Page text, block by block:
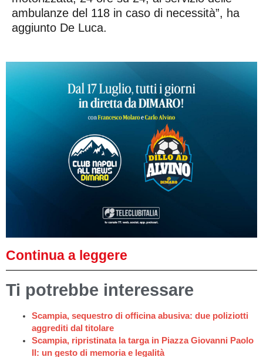
ambulanze del 118 in caso di necessità”, ha
aggiunto De Luca.
Continua a leggere
Ti potrebbe interessare
Scampia, sequestro di officina abusiva: due poliziotti
aggrediti dal titolare
Scampia, ripristinata la targa in Piazza Giovanni Paolo
II: un gesto di memoria e legalità